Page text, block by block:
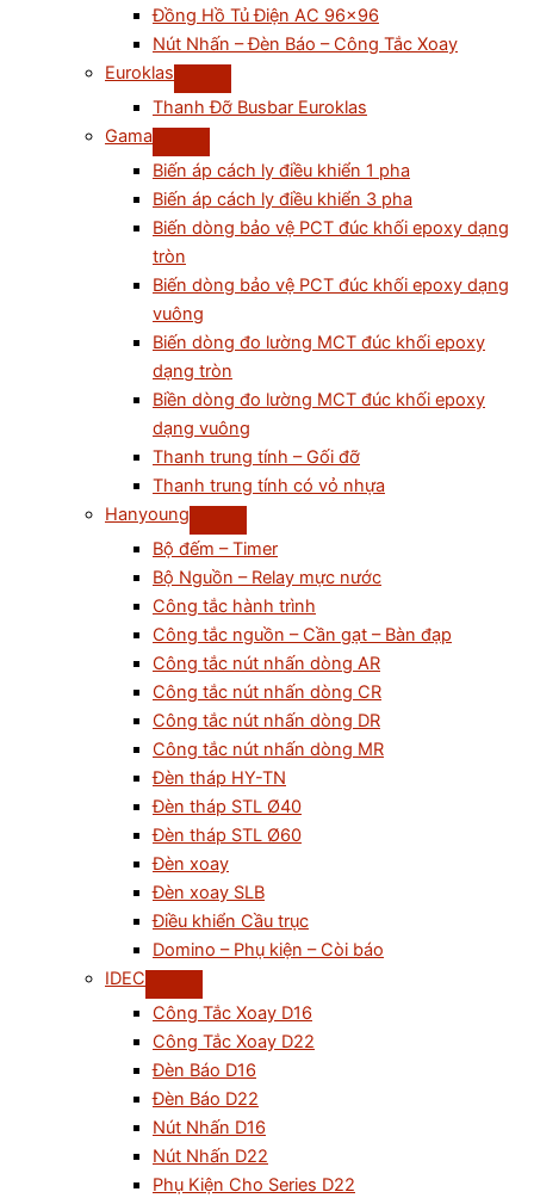
Đồng Hồ Tủ Điện AC 96×96
Nút Nhấn – Đèn Báo – Công Tắc Xoay
Euroklas
Thanh Đỡ Busbar Euroklas
Gama
Biến áp cách ly điều khiển 1 pha
Biến áp cách ly điều khiển 3 pha
Biến dòng bảo vệ PCT đúc khối epoxy dạng
tròn
Biến dòng bảo vệ PCT đúc khối epoxy dạng
vuông
Biến dòng đo lường MCT đúc khối epoxy
dạng tròn
Biền dòng đo lường MCT đúc khối epoxy
dạng vuông
Thanh trung tính – Gối đỡ
Thanh trung tính có vỏ nhựa
Hanyoung
Bộ đếm – Timer
Bộ Nguồn – Relay mực nước
Công tắc hành trình
Công tắc nguồn – Cần gạt – Bàn đạp
Công tắc nút nhấn dòng AR
Công tắc nút nhấn dòng CR
Công tắc nút nhấn dòng DR
Công tắc nút nhấn dòng MR
Đèn tháp HY-TN
Đèn tháp STL Ø40
Đèn tháp STL Ø60
Đèn xoay
Đèn xoay SLB
Điều khiển Cầu trục
Domino – Phụ kiện – Còi báo
IDEC
Công Tắc Xoay D16
Công Tắc Xoay D22
Đèn Báo D16
Đèn Báo D22
Nút Nhấn D16
Nút Nhấn D22
Phụ Kiện Cho Series D22